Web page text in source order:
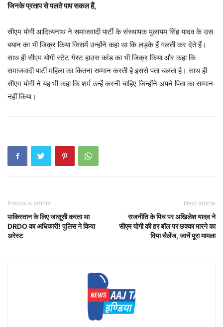
जिनके प्रताप से पलते पाप सकल हैं,
सीएम योगी आदित्यनाथ ने समाजवादी पार्टी के संस्थापक मुलायम सिंह यादव के उस
बयान का भी जिक्र किया जिसमें उन्होंने कहा था कि लड़के हैं गलती कर देते हैं।
साथ ही सीएम योगी स्टेट गेस्ट हाउस कांड का भी जिक्र किया और कहा कि
समाजवादी पार्टी महिला का कितना सम्मान करती है इससे पता चलता है। साथ ही
सीएम योगी ने यह भी कहा कि शर्म उन्हें करनी चाहिए जिन्होंने अपने पिता का सम्मान
नहीं किया।
Previous article
पाकिस्तान के लिए जासूसी करता था
DRDO का अधिकारी! पुलिस ने किया
अरेस्ट
Next article
राजनीति के पिच पर अखिलेश यादव ने
सीएम योगी की हर बॉल पर छक्का मारने का
दिया चैलेंज, जानें पूरा मामला